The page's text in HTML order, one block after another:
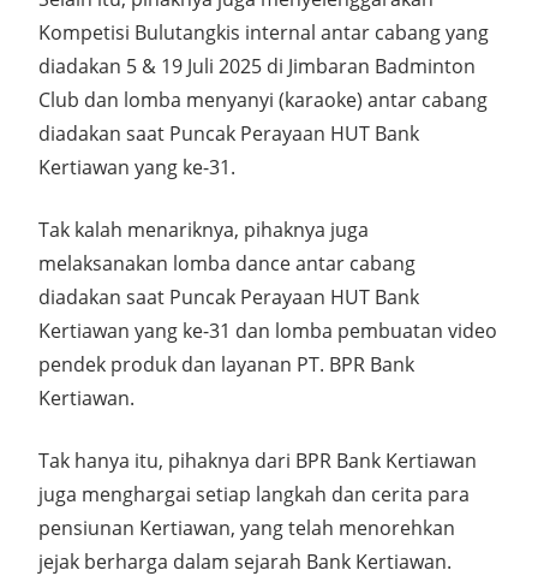
Kompetisi Bulutangkis internal antar cabang yang
diadakan 5 & 19 Juli 2025 di Jimbaran Badminton
Club dan lomba menyanyi (karaoke) antar cabang
diadakan saat Puncak Perayaan HUT Bank
Kertiawan yang ke-31.
Tak kalah menariknya, pihaknya juga
melaksanakan lomba dance antar cabang
diadakan saat Puncak Perayaan HUT Bank
Kertiawan yang ke-31 dan lomba pembuatan video
pendek produk dan layanan PT. BPR Bank
Kertiawan.
Tak hanya itu, pihaknya dari BPR Bank Kertiawan
juga menghargai setiap langkah dan cerita para
pensiunan Kertiawan, yang telah menorehkan
jejak berharga dalam sejarah Bank Kertiawan.